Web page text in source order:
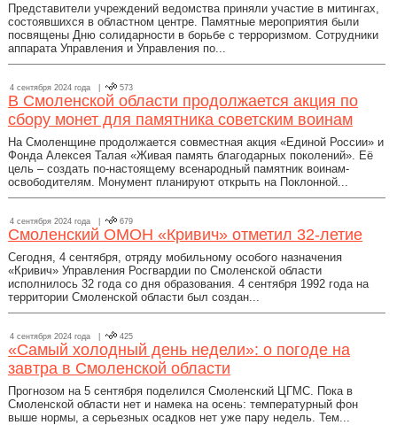
Представители учреждений ведомства приняли участие в митингах,
состоявшихся в областном центре. Памятные мероприятия были
посвящены Дню солидарности в борьбе с терроризмом. Сотрудники
аппарата Управления и Управления по...
4 сентября 2024 года | 573
В Смоленской области продолжается акция по
сбору монет для памятника советским воинам
На Смоленщине продолжается совместная акция «Единой России» и
Фонда Алексея Талая «Живая память благодарных поколений». Её
цель – создать по-настоящему всенародный памятник воинам-
освободителям. Монумент планируют открыть на Поклонной...
4 сентября 2024 года | 679
Смоленский ОМОН «Кривич» отметил 32-летие
Сегодня, 4 сентября, отряду мобильному особого назначения
«Кривич» Управления Росгвардии по Смоленской области
исполнилось 32 года со дня образования. 4 сентября 1992 года на
территории Смоленской области был создан...
4 сентября 2024 года | 425
«Самый холодный день недели»: о погоде на
завтра в Смоленской области
Прогнозом на 5 сентября поделился Смоленский ЦГМС. Пока в
Смоленской области нет и намека на осень: температурный фон
выше нормы, а серьезных осадков нет уже пару недель. Тем...